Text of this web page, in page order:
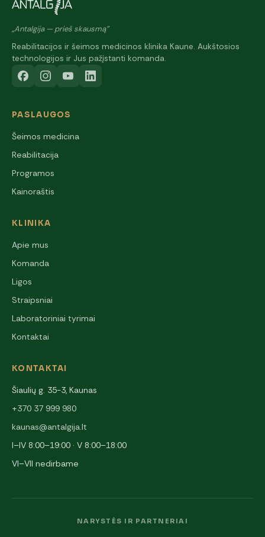
„Antalgija — prieš skausmą"
Reabilitacijos ir šeimos medicinos klinika Kaune. Aukštosios
technologijos ir Jus pažįstanti komanda.
PASLAUGOS
Šeimos medicina
Reabilitacija
Programos
Kainoraštis
KLINIKA
Apie mus
Komanda
Ligos
Straipsniai
Laboratoriniai tyrimai
Kontaktai
KONTAKTAI
Šiaulių g. 35-3, Kaunas
+370 37 999 980
kaunas@antalgija.lt
I–IV 8:00–19:00 · V 8:00–18:00
VI–VII nedirbame
NARYSTĖS IR PARTNERIAI